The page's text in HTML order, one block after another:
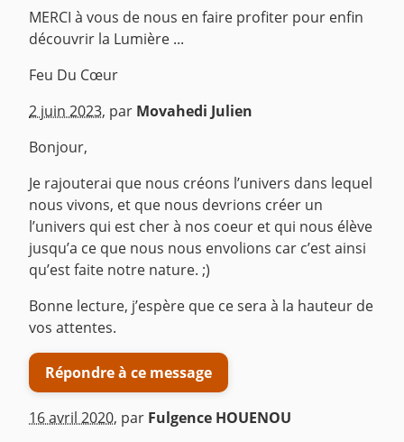
MERCI à vous de nous en faire profiter pour enfin
découvrir la Lumière ...
Feu Du Cœur
^
2 juin 2023, par Movahedi Julien
Bonjour,
Je rajouterai que nous créons l’univers dans lequel
nous vivons, et que nous devrions créer un
l’univers qui est cher à nos coeur et qui nous élève
jusqu’a ce que nous nous envolions car c’est ainsi
qu’est faite notre nature. ;)
Bonne lecture, j’espère que ce sera à la hauteur de
vos attentes.
Répondre à ce message
16 avril 2020, par Fulgence HOUENOU